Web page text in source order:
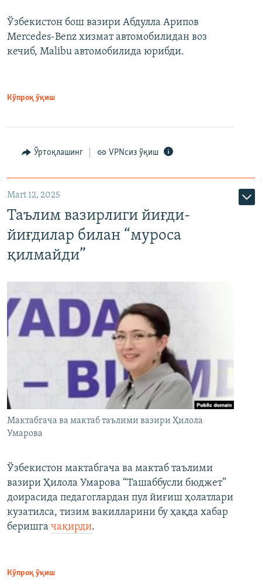
Ўзбекистон бош вазири Абдулла Арипов
Mercedes-Benz хизмат автомобилидан воз
кечиб, Malibu автомобилида юрибди.
Кўпроқ ўқиш
Ўртоқлашинг VPNсиз ўқиш
Mart 12, 2025
Таълим вазирлиги йиғди-
йиғдилар билан “муроса
қилмайди”
Мактабгача ва мактаб таълими вазири Ҳилола
Умарова
Ўзбекистон мактабгача ва мактаб таълими
вазири Ҳилола Умарова “Ташаббусли бюджет”
доирасида педагоглардан пул йиғиш ҳолатлари
кузатилса, тизим вакилларини бу ҳақда хабар
беришга чақирди.
Кўпроқ ўқиш